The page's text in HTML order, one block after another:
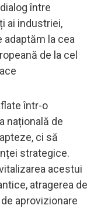
între
ai industriei,
adaptăm la cea
de la cel
într-o
națională de
ci să
strategice.
acestui
atragerea de
aprovizionare